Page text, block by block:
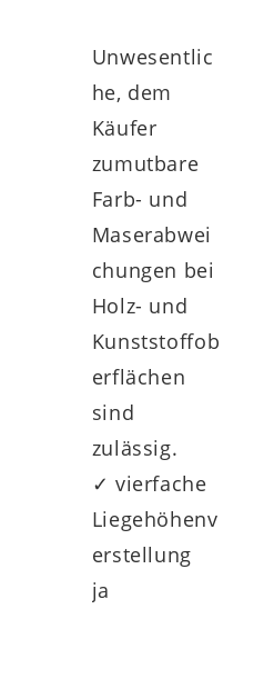
Unwesentlic
he, dem
Käufer
zumutbare
Farb- und
Maserabwei
chungen bei
Holz- und
Kunststoffob
erflächen
sind
zulässig.
✓ vierfache
Liegehöhenv
erstellung
ja